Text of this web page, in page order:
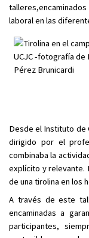
laboral en las
Desde el Instituto de
dirigido por el
combinaba la
explícito y relevante.
de una tirolina en los
A través de este
encaminadas a
participantes,